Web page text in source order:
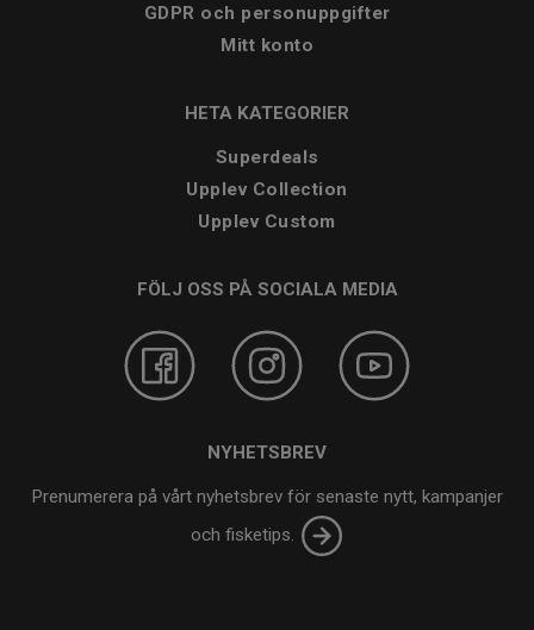
GDPR och personuppgifter
Mitt konto
HETA KATEGORIER
Superdeals
Upplev Collection
Upplev Custom
FÖLJ OSS PÅ SOCIALA MEDIA
NYHETSBREV
Prenumerera på vårt nyhetsbrev för senaste nytt, kampanjer
och fisketips.